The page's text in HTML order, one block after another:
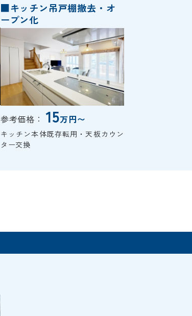
■キッチン吊戸棚撤去・オ
ープン化
参考価格： 15万円〜
キッチン本体既存転用・天板カウン
ター交換